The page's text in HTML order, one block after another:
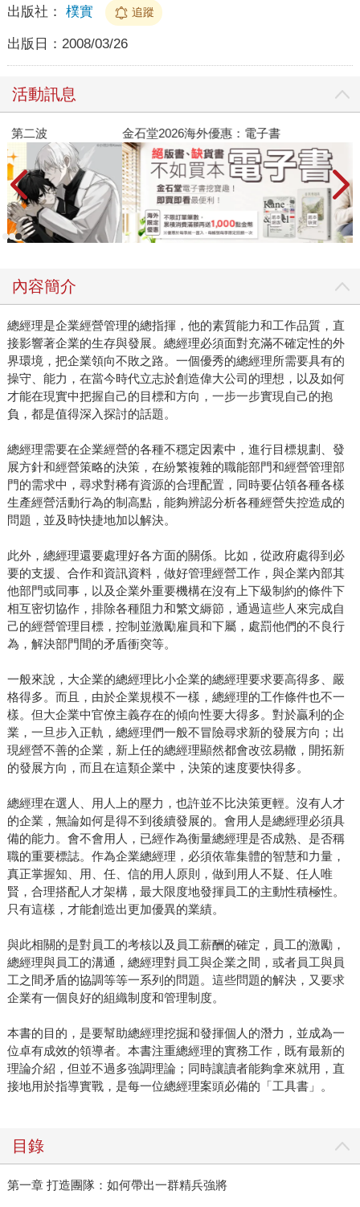
出版社： 樸實 追蹤
出版日： 2008/03/26
活動訊息
金石堂2026海外優惠：電子書
內容簡介
總經理是企業經營管理的總指揮，他的素質能力和工作品質，直
接影響著企業的生存與發展。總經理必須面對充滿不確定性的外
界環境，把企業領向不敗之路。一個優秀的總經理所需要具有的
操守、能力，在當今時代立志於創造偉大公司的理想，以及如何
才能在現實中把握自己的目標和方向，一步一步實現自己的抱
負，都是值得深入探討的話題。
總經理需要在企業經營的各種不穩定因素中，進行目標規劃、發
展方針和經營策略的決策，在紛繁複雜的職能部門和經營管理部
門的需求中，尋求對稀有資源的合理配置，同時要佔領各種各樣
生產經營活動行為的制高點，能夠辨認分析各種經營失控造成的
問題，並及時快捷地加以解決。
此外，總經理還要處理好各方面的關係。比如，從政府處得到必
要的支援、合作和資訊資料，做好管理經營工作，與企業內部其
他部門或同事，以及企業外重要機構在沒有上下級制約的條件下
相互密切協作，排除各種阻力和繁文縟節，通過這些人來完成自
己的經營管理目標，控制並激勵雇員和下屬，處罰他們的不良行
為，解決部門間的矛盾衝突等。
一般來說，大企業的總經理比小企業的總經理要求要高得多、嚴
格得多。而且，由於企業規模不一樣，總經理的工作條件也不一
樣。但大企業中官僚主義存在的傾向性要大得多。對於贏利的企
業，一旦步入正軌，總經理們一般不冒險尋求新的發展方向；出
現經營不善的企業，新上任的總經理顯然都會改弦易轍，開拓新
的發展方向，而且在這類企業中，決策的速度要快得多。
總經理在選人、用人上的壓力，也許並不比決策更輕。沒有人才
的企業，無論如何是得不到後續發展的。會用人是總經理必須具
備的能力。會不會用人，已經作為衡量總經理是否成熟、是否稱
職的重要標誌。作為企業總經理，必須依靠集體的智慧和力量，
真正掌握知、用、任、信的用人原則，做到用人不疑、任人唯
賢，合理搭配人才架構，最大限度地發揮員工的主動性積極性。
只有這樣，才能創造出更加優異的業績。
與此相關的是對員工的考核以及員工薪酬的確定，員工的激勵，
總經理與員工的溝通，總經理對員工與企業之間，或者員工與員
工之間矛盾的協調等等一系列的問題。這些問題的解決，又要求
企業有一個良好的組織制度和管理制度。
本書的目的，是要幫助總經理挖掘和發揮個人的潛力，並成為一
位卓有成效的領導者。本書注重總經理的實務工作，既有最新的
理論介紹，但並不過多強調理論；同時讓讀者能夠拿來就用，直
接地用於指導實戰，是每一位總經理案頭必備的「工具書」。
目錄
第一章 打造團隊：如何帶出一群精兵強將